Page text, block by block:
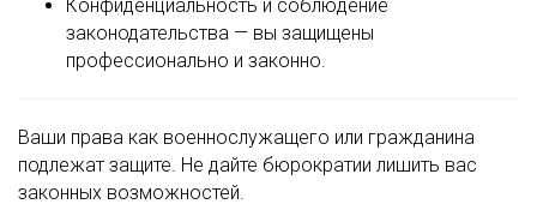
Конфиденциальность и соблюдение
законодательства — вы защищены
профессионально и законно.
Ваши права как военнослужащего или гражданина
подлежат защите. Не дайте бюрократии лишить вас
законных возможностей.